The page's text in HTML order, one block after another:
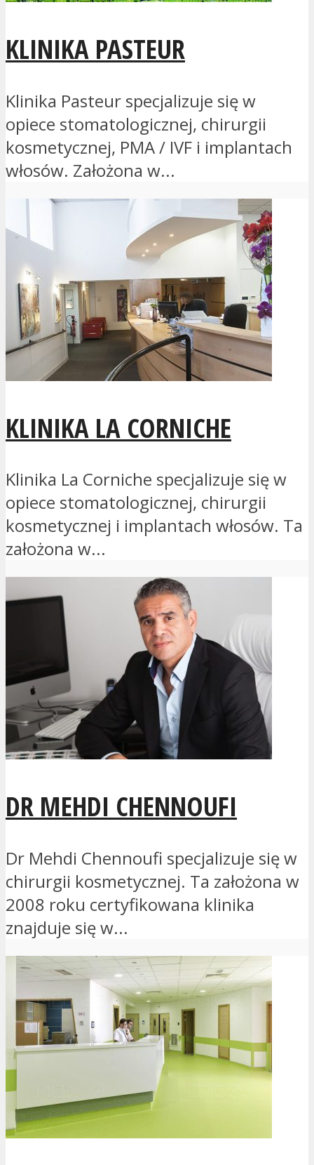
KLINIKA PASTEUR
Klinika Pasteur specjalizuje się w
opiece stomatologicznej, chirurgii
kosmetycznej, PMA / IVF i implantach
włosów. Założona w...
KLINIKA LA CORNICHE
Klinika La Corniche specjalizuje się w
opiece stomatologicznej, chirurgii
kosmetycznej i implantach włosów. Ta
założona w...
DR MEHDI CHENNOUFI
Dr Mehdi Chennoufi specjalizuje się w
chirurgii kosmetycznej. Ta założona w
2008 roku certyfikowana klinika
znajduje się w...